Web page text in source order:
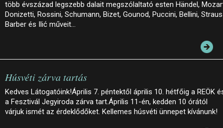
több évszázad legszebb dalait megszólaltató esten Händel,
Donizetti, Rossini, Schumann, Bizet, Gounod, Puccini, Bellini,
Barber és Ilić műveit…
Húsvéti zárva tartás
Kedves Látogatóink!Április 7. péntektől április 10. hétfőig a REÖK
a Fesztivál Jegyiroda zárva tart.Április 11-én, kedden 10 órától
várjuk ismét az érdeklődőket. Kellemes húsvéti ünnepet kívánunk!